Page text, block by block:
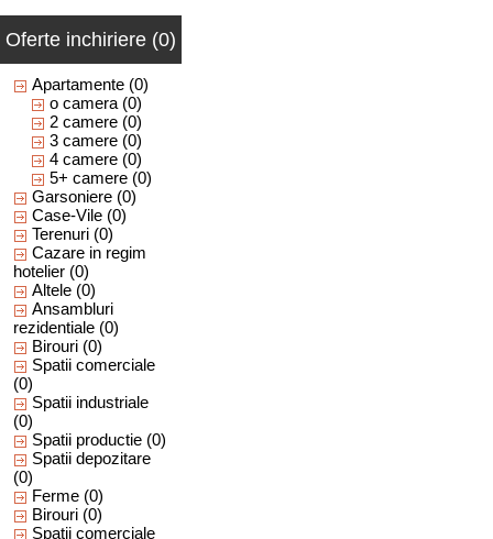
Oferte inchiriere (0)
Apartamente (0)
o camera (0)
2 camere (0)
3 camere (0)
4 camere (0)
5+ camere (0)
Garsoniere (0)
Case-Vile (0)
Terenuri (0)
Cazare in regim
hotelier (0)
Altele (0)
Ansambluri
rezidentiale (0)
Birouri (0)
Spatii comerciale
(0)
Spatii industriale
(0)
Spatii productie (0)
Spatii depozitare
(0)
Ferme (0)
Birouri (0)
Spatii comerciale